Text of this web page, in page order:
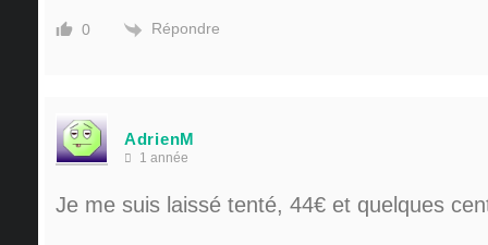
0 Répondre
AdrienM
1 année
Je me suis laissé tenté, 44€ et quelques